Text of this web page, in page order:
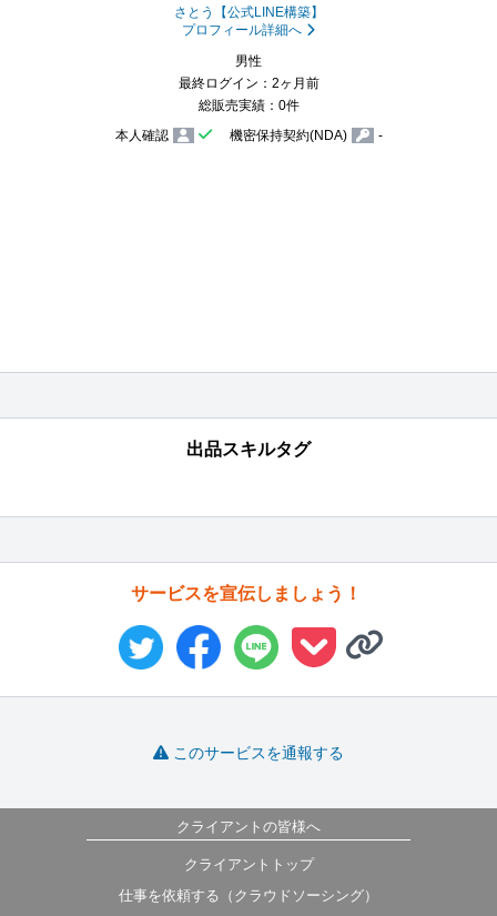
さとう【公式LINE構築】
プロフィール詳細へ
男性
最終ログイン：2ヶ月前
総販売実績：0件
本人確認
機密保持契約(NDA) -
出品スキルタグ
サービスを宣伝しましょう！
このサービスを通報する
クライアントの皆様へ
クライアントトップ
仕事を依頼する（クラウドソーシング）